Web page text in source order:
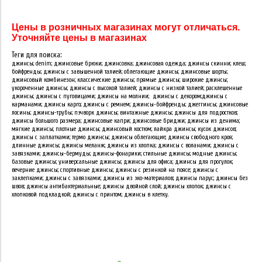
Цены в розничных магазинах могут отличаться.
Уточняйте цены в магазинах
Теги для поиска:
джинсы; denim; джинсовые брюки; джинсовка; джинсовая одежда; джинсы скинни; клеш;
бойфренды; джинсы с завышенной талией; облегающие джинсы; джинсовые шорты;
джинсовый комбинезон; классические джинсы; прямые джинсы; широкие джинсы;
укороченные джинсы; джинсы с высокой талией; джинсы с низкой талией; расклешенные
джинсы; джинсы с пуговицами; джинсы на молнии; джинсы с декором;джинсы с
карманами; джинсы карго; джинсы с ремнем; джинсы-бойфренды; джеггинсы; джинсовые
лосины; джинсы-трубы; пэчворк джинсы; винтажные джинсы; джинсы для подростков;
джинсы большого размера; джинсовые капри; джинсовые бриджи; джинсы из денима;
мягкие джинсы; плотные джинсы; джинсовый костюм; лайкра джинсы; кусок джинсов;
джинсы с заплатками; термо джинсы; джинсы облегающие; джинсы свободного кроя;
длинные джинсы; джинсы меланж; джинсы из хлопка; джинсы с воланами; джинсы с
завязками; джинсы-бермуды; джинсы-фонарики; стильные джинсы; модные джинсы;
базовые джинсы; универсальные джинсы; джинсы для офиса; джинсы для прогулок;
вечерние джинсы; спортивные джинсы; джинсы с резинкой на поясе; джинсы с
заклепками; джинсы с завязками; джинсы из эко-материалов; джинсы парус; джинсы без
швов; джинсы антибактериальные; джинсы двойной слой; джинсы хлопок; джинсы с
хлопковой подкладкой; джинсы с принтом; джинсы в клетку.